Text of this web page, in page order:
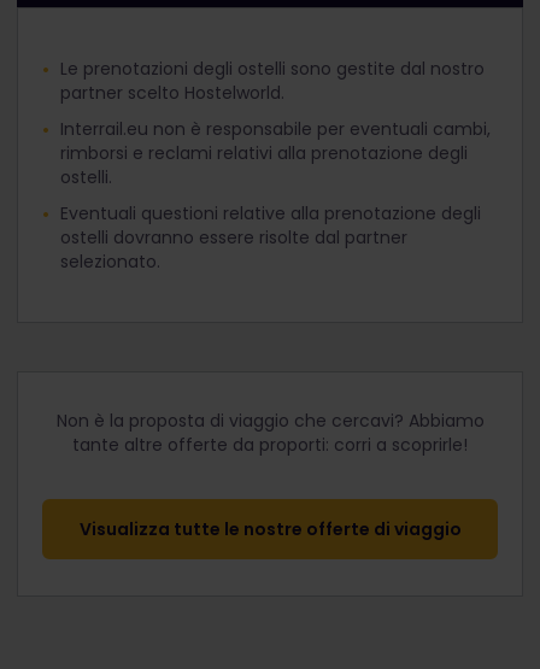
Le prenotazioni degli ostelli sono gestite dal nostro
partner scelto Hostelworld.
Interrail.eu non è responsabile per eventuali cambi,
rimborsi e reclami relativi alla prenotazione degli
ostelli.
Eventuali questioni relative alla prenotazione degli
ostelli dovranno essere risolte dal partner
selezionato.
Non è la proposta di viaggio che cercavi? Abbiamo
tante altre offerte da proporti: corri a scoprirle!
Visualizza tutte le nostre offerte di viaggio